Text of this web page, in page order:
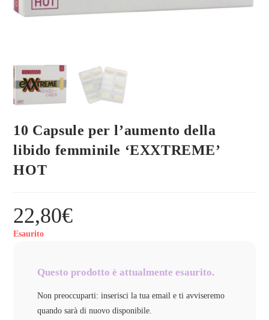
10 Capsule per l’aumento della
libido femminile ‘EXXTREME’
HOT
22,80€
Esaurito
Questo prodotto è attualmente esaurito.
Non preoccuparti: inserisci la tua email e ti avviseremo
quando sarà di nuovo disponibile.